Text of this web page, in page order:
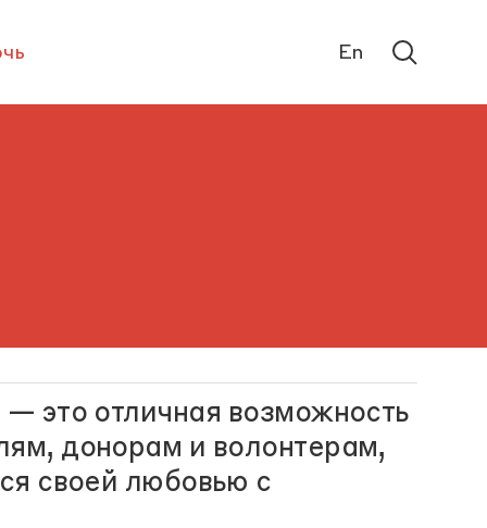
En
это отличная возможность
донорам и волонтерам,
своей любовью с